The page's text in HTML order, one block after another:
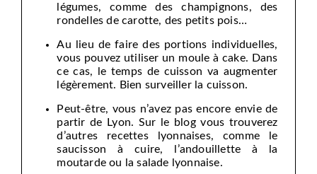
légumes, comme des champignons, des
rondelles de carotte, des petits pois…
Au lieu de faire des portions individuelles,
vous pouvez utiliser un moule à cake. Dans
ce cas, le temps de cuisson va augmenter
légèrement. Bien surveiller la cuisson.
Peut-être, vous n’avez pas encore envie de
partir de Lyon. Sur le blog vous trouverez
d’autres recettes lyonnaises, comme le
saucisson à cuire, l’andouillette à la
moutarde ou la salade lyonnaise.